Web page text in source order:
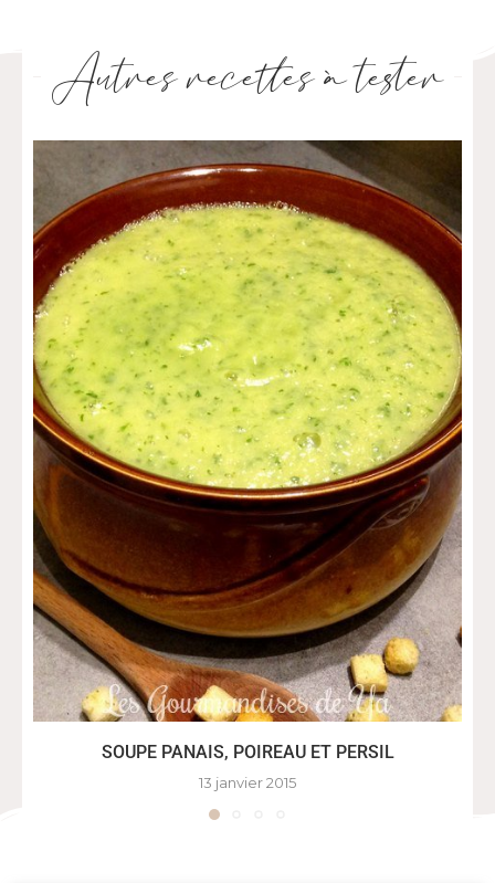
Autres recettes à tester
SOUPE PANAIS, POIREAU ET PERSIL
13 janvier 2015